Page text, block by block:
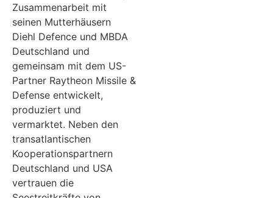
Zusammenarbeit mit
seinen Mutterhäusern
Diehl Defence und MBDA
Deutschland und
gemeinsam mit dem US-
Partner Raytheon Missile &
Defense entwickelt,
produziert und
vermarktet. Neben den
transatlantischen
Kooperationspartnern
Deutschland und USA
vertrauen die